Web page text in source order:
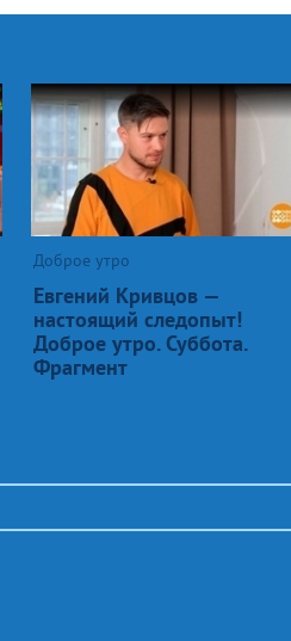
Доброе утро
Евгений Кривцов —
настоящий следопыт!
Доброе утро. Суббота.
Фрагмент